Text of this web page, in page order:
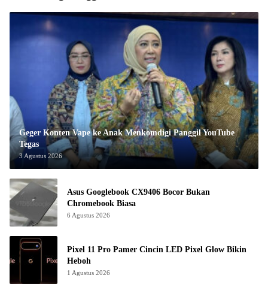
Geger Konten Vape ke Anak Menkomdigi Panggil YouTube
Tegas
3 Agustus 2026
Asus Googlebook CX9406 Bocor Bukan
Chromebook Biasa
6 Agustus 2026
Pixel 11 Pro Pamer Cincin LED Pixel Glow Bikin
Heboh
1 Agustus 2026